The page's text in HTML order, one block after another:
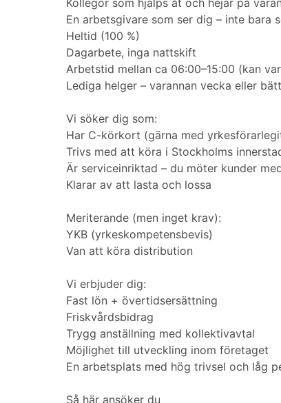
Kollegor som hjälps åt och hejar på
En arbetsgivare som ser dig – inte bara
Heltid (100 %)
Dagarbete, inga nattskift
Arbetstid mellan ca 06:00–15:00 (kan
Lediga helger – varannan vecka eller
Vi söker dig som:
Har C-körkort (gärna med
Trivs med att köra i Stockholms
Är serviceinriktad – du möter kunder
Klarar av att lasta och lossa
Meriterande (men inget krav):
YKB (yrkeskompetensbevis)
Van att köra distribution
Vi erbjuder dig:
Fast lön + övertidsersättning
Friskvårdsbidrag
Trygg anställning med kollektivavtal
Möjlighet till utveckling inom företaget
En arbetsplats med hög trivsel och låg
Så här ansöker du